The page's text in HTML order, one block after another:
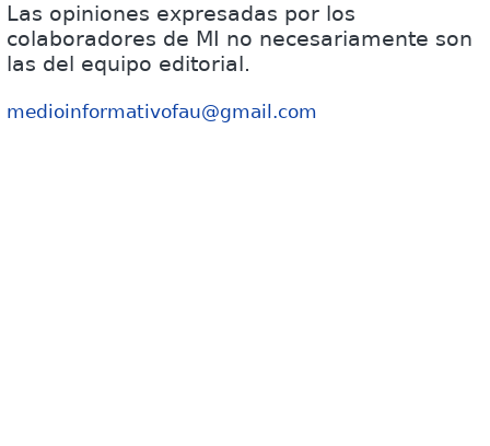
Las opiniones expresadas por los
colaboradores de MI no necesariamente son
las del equipo editorial.
medioinformativofau@gmail.com